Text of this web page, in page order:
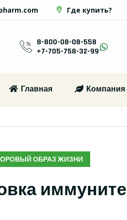
Где купить?
8-800-08-08-558
+7-705-758-32-99
Главная Компания
ОБРАЗ ЖИЗНИ